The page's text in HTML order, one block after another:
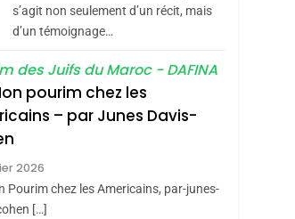
Maroc : Les Amandes
De Tafraout, Le Miel
De Tadla Azilal
Consacrés Produits
Du Terroir
DAFINA MAROC
Oeil Ravageur –
s’agit non seulement d’un récit, mais
d’un témoignage…
des Juifs du Maroc - DAFINA
pourim chez les
– par Junes Davis-
2026
Pourim chez les Americains, par-junes-
[…]